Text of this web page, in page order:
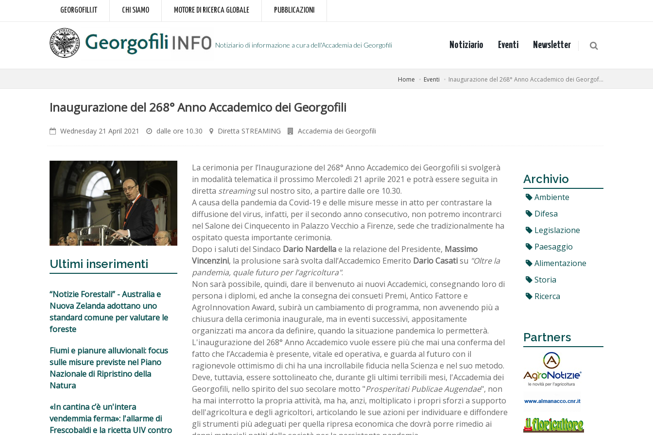
GEORGOFILI.IT CHI SIAMO MOTORE DI RICERCA GLOBALE PUBBLICAZIONI
Notiziario di informazione a cura dell'Accademia dei Georgofili Notiziario Eventi Newsletter
Home Eventi Inaugurazione del 268° Anno Accademico dei Georgof...
Inaugurazione del 268° Anno Accademico dei Georgofili
Wednesday 21 April 2021 dalle ore 10.30 Diretta STREAMING Accademia dei Georgofili
Ultimi inserimenti
“Notizie Forestali” - Australia e
Nuova Zelanda adottano uno
standard comune per valutare le
foreste
Fiumi e pianure alluvionali: focus
sulle misure previste nel Piano
Nazionale di Ripristino della
Natura
«In cantina c’è un'intera
vendemmia ferma»: l'allarme di
Frescobaldi e la ricetta UIV contro
La cerimonia per l’Inaugurazione del 268° Anno Accademico dei Georgofili si svolgerà
in modalità telematica il prossimo Mercoledì 21 aprile 2021 e potrà essere seguita in
diretta streamingsul nostro sito, a partire dalle ore 10.30.
A causa della pandemia da Covid-19 e delle misure messe in atto per contrastare la
diffusione del virus, infatti, per il secondo anno consecutivo, non potremo incontrarci
nel Salone dei Cinquecento in Palazzo Vecchio a Firenze, sede che tradizionalmente ha
ospitato questa importante cerimonia.
Dopo i saluti del Sindaco Dario Nardellae la relazione del Presidente, Massimo
Vincenzini, la prolusione sarà svolta dall’Accademico Emerito Dario Casatisu "Oltre la
pandemia, quale futuro per l’agricoltura".
Non sarà possibile, quindi, dare il benvenuto ai nuovi Accademici, consegnando loro di
persona i diplomi, ed anche la consegna dei consueti Premi, Antico Fattore e
AgroInnovation Award, subirà un cambiamento di programma, non avvenendo più a
chiusura della cerimonia inaugurale, ma in eventi successivi, appositamente
organizzati ma ancora da definire, quando la situazione pandemica lo permetterà.
L'inaugurazione del 268° Anno Accademico vuole essere più che mai una conferma del
fatto che l’Accademia è presente, vitale ed operativa, e guarda al futuro con il
ragionevole ottimismo di chi ha una incrollabile fiducia nella Scienza e nel suo metodo.
Deve, tuttavia, essere sottolineato che, durante gli ultimi terribili mesi, l'Accademia dei
Georgofili, nello spirito del suo secolare motto "Prosperitati Publicae Augendae", non
ha mai interrotto la propria attività, ma ha, anzi, moltiplicato i propri sforzi a supporto
dell'agricoltura e degli agricoltori, articolando le sue azioni per individuare e diffondere
gli strumenti più adeguati per quella ripresa economica che dovrà porre rimedio ai
Archivio
Ambiente
Difesa
Legislazione
Paesaggio
Alimentazione
Storia
Ricerca
Partners